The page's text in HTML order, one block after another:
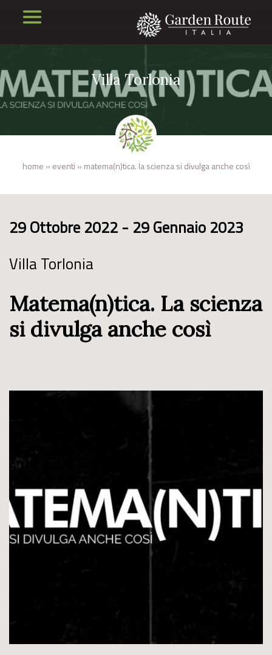
Villa Torlonia
home » eventi » matema(n)tica. la scienza si divulga anche così
29 Ottobre 2022 - 29 Gennaio 2023
Villa Torlonia
Matema(n)tica. La scienza
si divulga anche così